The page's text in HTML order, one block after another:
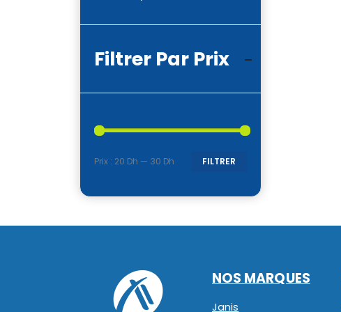
Filtrer Par Prix
FILTRER
Prix : 20 Dh — 30 Dh
NOS MARQUES
Janis